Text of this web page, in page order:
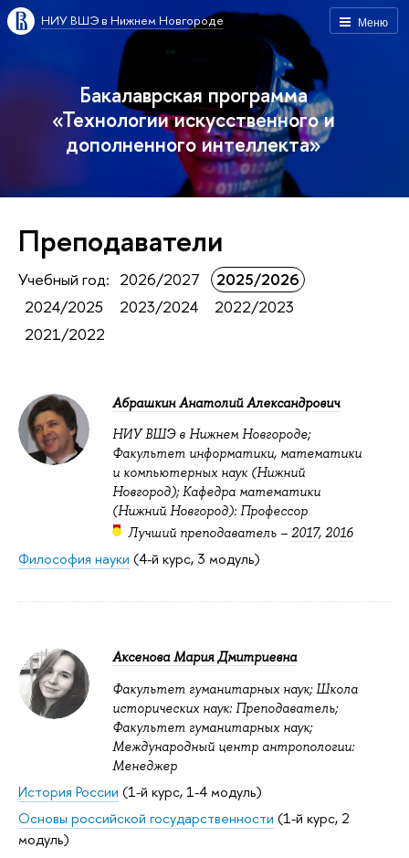
Меню
НИУ ВШЭ в Нижнем Новгороде
Бакалаврская программа
«Технологии искусственного и
дополненного интеллекта»
Преподаватели
Учебный год: 2026/2027
2025/2026
2024/2025
2023/2024
2022/2023
2021/2022
Абрашкин Анатолий Александрович
НИУ ВШЭ в Нижнем Новгороде;
Факультет информатики, математики
и компьютерных наук (Нижний
Новгород); Кафедра математики
(Нижний Новгород): Профессор
Лучший преподаватель – 2017, 2016
Философия науки (4-й курс, 3 модуль)
Аксенова Мария Дмитриевна
Факультет гуманитарных наук; Школа
исторических наук: Преподаватель;
Факультет гуманитарных наук;
Международный центр антропологии:
Менеджер
История России (1-й курс, 1-4 модуль)
Основы российской государственности (1-й курс, 2
модуль)